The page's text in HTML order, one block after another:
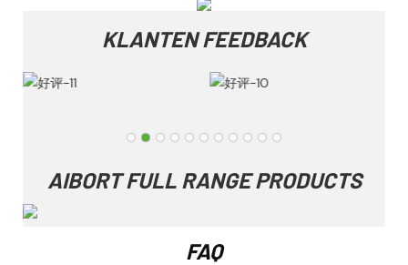
KLANTEN FEEDBACK
AIBORT FULL RANGE PRODUCTS
FAQ